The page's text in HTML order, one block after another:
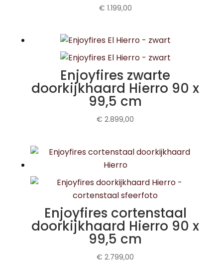
€ 1.199,00
Enjoyfires zwarte
doorkijkhaard Hierro 90 x
99,5 cm
€ 2.899,00
Enjoyfires cortenstaal
doorkijkhaard Hierro 90 x
99,5 cm
€ 2.799,00